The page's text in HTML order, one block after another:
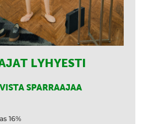
LYHYESTI
SPARRAAJAA
16%